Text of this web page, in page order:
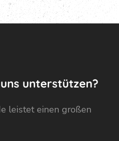
unterstützen?
leistet einen großen